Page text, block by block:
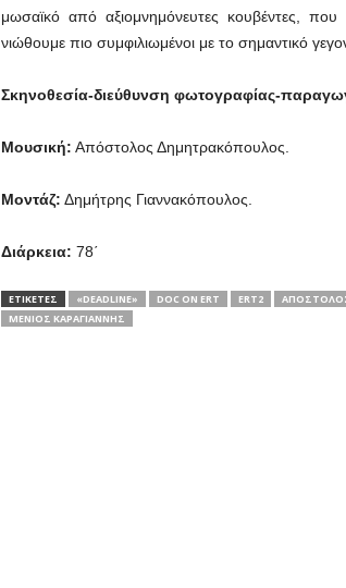
μωσαϊκό από αξιομνημόνευτες κουβέντες, που
νιώθουμε πιο συμφιλιωμένοι με το σημαντικό
Σκηνοθεσία-διεύθυνση φωτογραφίας-
Μουσική: Απόστολος Δημητρακόπουλος.
Μοντάζ: Δημήτρης Γιαννακόπουλος.
Διάρκεια: 78΄
ΕΤΙΚΕΤΕΣ «DEADLINE» DOC ON ERT ERT2
ΜΈΝΙΟΣ ΚΑΡΑΓΙΆΝΝΗΣ